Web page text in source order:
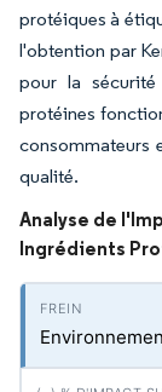
protéiques à
l'obtention par
pour la
protéines
consommateurs
qualité.
Analyse de
Ingrédients